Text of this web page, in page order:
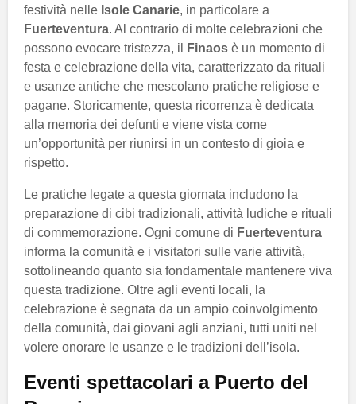
festività nelle Isole Canarie, in particolare a
Fuerteventura. Al contrario di molte celebrazioni che
possono evocare tristezza, il
Finaos è un momento di
festa e celebrazione della vita, caratterizzato da rituali
e usanze antiche che mescolano pratiche religiose e
pagane. Storicamente, questa ricorrenza è dedicata
alla memoria dei defunti e viene vista come
un’opportunità per riunirsi in un contesto di gioia e
rispetto.
Le pratiche legate a questa giornata includono la
preparazione di cibi tradizionali, attività ludiche e rituali
di commemorazione. Ogni comune di Fuerteventura
informa la comunità e i visitatori sulle varie attività,
sottolineando quanto sia fondamentale mantenere viva
questa tradizione. Oltre agli eventi locali, la
celebrazione è segnata da un ampio coinvolgimento
della comunità, dai giovani agli anziani, tutti uniti nel
volere onorare le usanze e le tradizioni dell’isola.
Eventi spettacolari a Puerto del